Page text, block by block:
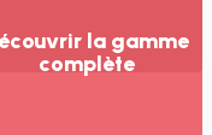
la gamme
complète